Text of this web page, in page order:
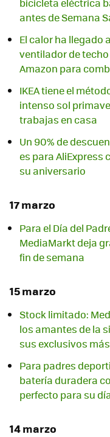
antes de Semana
El calor ha llegado
ventilador de
Amazon para
IKEA tiene el
intenso sol
trabajas en casa
Un 90% de
es para AliExpress
su aniversario
17 marzo
Para el Día del
MediaMarkt deja
fin de semana
15 marzo
Stock limitado:
los amantes de la
sus exclusivos
Para padres
batería duradera
perfecto para su
14 marzo